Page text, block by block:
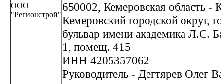
ООО
"Регионстрой"
650002, Кемеровская область -
Кемеровский городской округ,
бульвар имени академика Л.С.
1, помещ. 415
ИНН 4205357062
Руководитель - Дегтярев Олег